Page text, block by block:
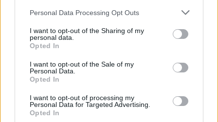
Personal Data Processing Opt Outs
I want to opt-out of the Sharing of my
personal data.
Opted In
I want to opt-out of the Sale of my
Personal Data.
Opted In
I want to opt-out of processing my
Personal Data for Targeted Advertising.
Opted In
Hezbollah parlerà e tutto sarà rivelato. E ci
troveremo in una nuova situazione e in un nuovo
confronto con questo nemico” che “deve sapere
che non siamo sconfitti, che non cederemo, che
non ci ritireremo e che non ci faremo influenzare
da quello che sta facendo”.